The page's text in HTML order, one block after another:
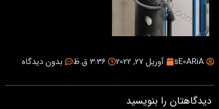
sE0ARiA آوریل 27, 2022 3:36 ق.ظ بدون دیدگاه
دیدگاهتان را بنویسید